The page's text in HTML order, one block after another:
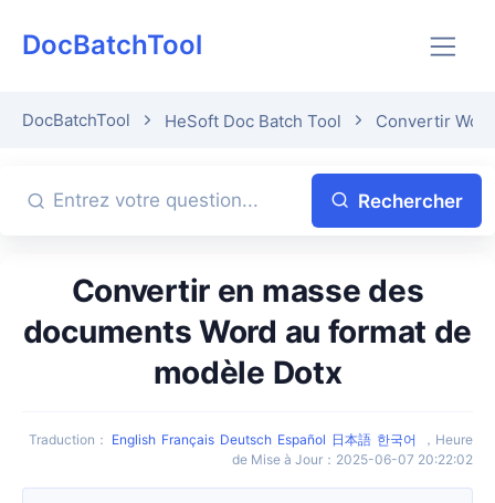
DocBatchTool
DocBatchTool HeSoft Doc Batch Tool Convertir
Rechercher
Convertir en masse des
documents Word au format de
modèle Dotx
Traduction ： English Français Deutsch Español 日本語 한국어 ， Heure
de Mise à Jour ： 2025-06-07 20:22:02